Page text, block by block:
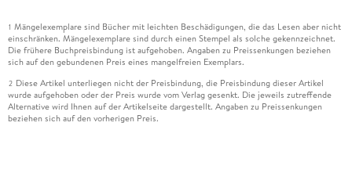
1 Mängelexemplare sind Bücher mit leichten Beschädigungen, die das Lesen aber nicht
einschränken. Mängelexemplare sind durch einen Stempel als solche gekennzeichnet.
Die frühere Buchpreisbindung ist aufgehoben. Angaben zu Preissenkungen beziehen
sich auf den gebundenen Preis eines mangelfreien Exemplars.
2 Diese Artikel unterliegen nicht der Preisbindung, die Preisbindung dieser Artikel
wurde aufgehoben oder der Preis wurde vom Verlag gesenkt. Die jeweils zutreffende
Alternative wird Ihnen auf der Artikelseite dargestellt. Angaben zu Preissenkungen
beziehen sich auf den vorherigen Preis.